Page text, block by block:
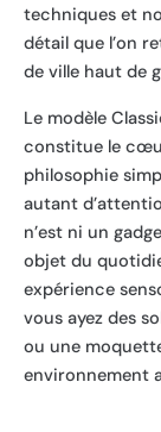
techniques et
détail que l’on
de ville haut de
Le modèle
constitue le
philosophie
autant
n’est ni un
objet du
expérience
vous ayez des
ou une
environnement